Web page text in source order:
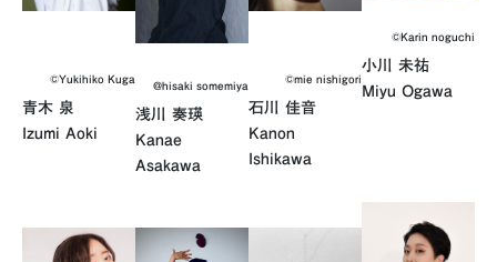
©︎Yukihiko Kuga
青木 泉
Izumi Aoki
@hisaki somemiya
浅川 奏瑛
Kanae
Asakawa
©mie nishigori
石川 佳音
Kanon
Ishikawa
©Karin noguchi
小川 未祐
Miyu Ogawa